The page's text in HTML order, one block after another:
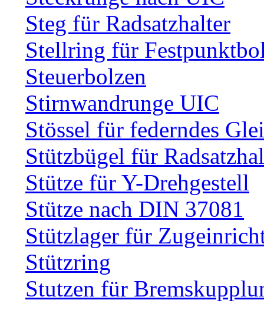
Steg für Radsatzhalter
Stellring für
Steuerbolzen
Stirnwandrunge UIC
Stössel für federndes
Stützbügel für
Stütze für Y-Drehgestell
Stütze nach DIN 37081
Stützlager für
Stützring
Stutzen für